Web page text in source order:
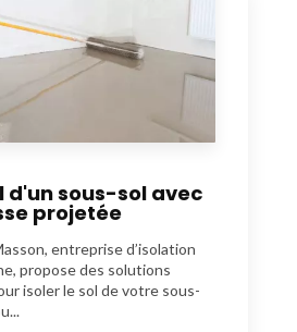
d'un sous-sol avec
projetée
entreprise d’isolation
propose des solutions
isoler le sol de votre sous-